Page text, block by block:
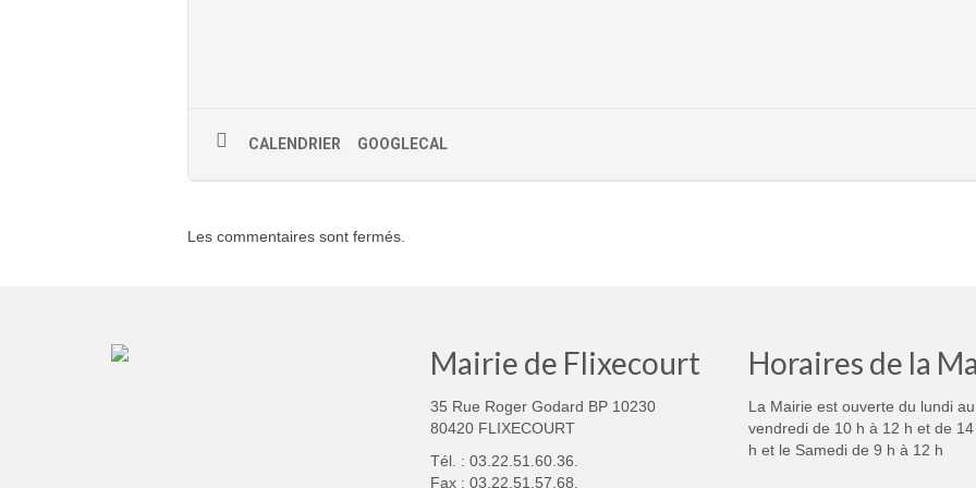
CALENDRIER GOOGLECAL
Les commentaires sont fermés.
Mairie de Flixecourt
35 Rue Roger Godard BP 10230
80420 FLIXECOURT
Tél. : 03.22.51.60.36.
Fax : 03.22.51.57.68.
Horaires de la
La Mairie est ouverte du lundi au
vendredi de 10 h à 12 h et de
h et le Samedi de 9 h à 12 h